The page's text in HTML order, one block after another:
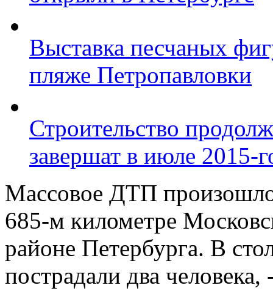
Выставка песчаных
пляже Петропавловки
Строительство
завершат в июле 2015-
Массовое ДТП
685-м километре
районе Петербурга. В
пострадали два